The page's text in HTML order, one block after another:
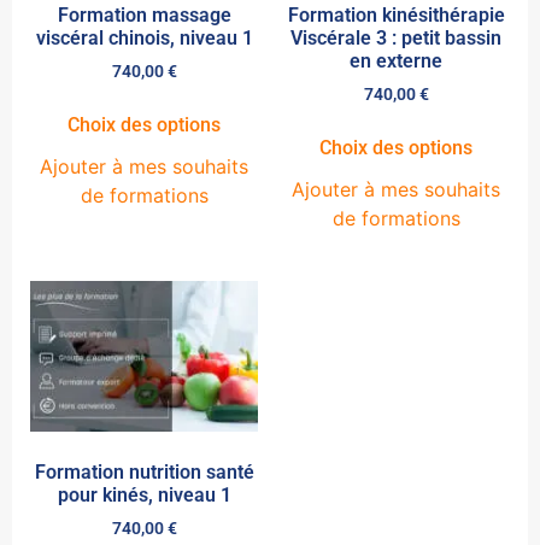
Formation massage
viscéral chinois, niveau 1
740,00€
Choix des options
Ajouter à mes souhaits
de formations
Formation kinésithérapie
Viscérale 3 : petit bassin
en externe
740,00€
Choix des options
Ajouter à mes souhaits
de formations
Formation nutrition santé
pour kinés, niveau 1
740,00€